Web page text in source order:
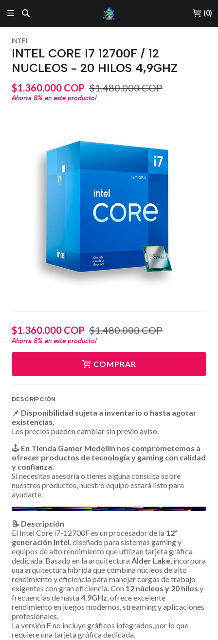
(0)
INTEL
INTEL CORE I7 12700F / 12
NUCLEOS - 20 HILOS 4,9GHZ
$1.360.000 COP $1.480.000 COP
Ahorra 8% en este producto!
$1.360.000 COP $1.480.000 COP
Ahorra 8% en este producto!
COMPRAR
DESCRIPCIÓN
📌 Disponibilidad sujeta a inventario o hasta agotar
existencias.
Los precios pueden cambiar sin previo aviso.
🕹️ En Tienda Gamer Medellín nos comprometemos a
ofrecer productos de tecnología y gaming con calidad
y confianza.
Si necesitas asesoría o tienes alguna consulta sobre
nuestros productos, nuestro equipo estará listo para
ayudarte.
📝 Descripción
El Intel Core i7-12700F es un procesador de la 12ª
generación Intel, diseñado para sistemas gaming y
equipos de alto rendimiento que utilizan tarjeta gráfica
dedicada. Basado en la arquitectura Alder Lake, incorpora
una arquitectura híbrida que combina núcleos de alto
rendimiento y eficiencia para manejar cargas de trabajo
exigentes con gran eficiencia. Con 12 núcleos y 20 hilos y
frecuencias de hasta 4.9GHz, ofrece excelente
rendimiento en juegos modernos, streaming y aplicaciones
profesionales.
La versión Fno incluye gráficos integrados, por lo que
requiere una tarjeta gráfica dedicada.